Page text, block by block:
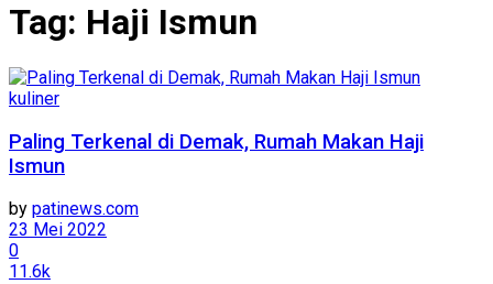
Tag: Haji Ismun
kuliner
Paling Terkenal di Demak, Rumah Makan Haji
Ismun
by patinews.com
23 Mei 2022
0
11.6k